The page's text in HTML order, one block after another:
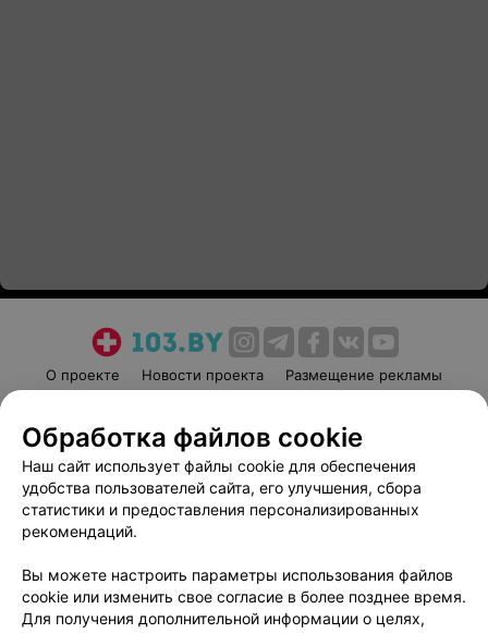
О проекте Новости проекта
Размещение рекламы
Пользовательское соглашение
Способы оплаты
Вакансии
Партнеры
Написать руководителю 103.by
Обработка персональных данных
Обработка файлов cookie
Наш сайт использует файлы cookie для обеспечения
удобства пользователей сайта, его улучшения, сбора
статистики и предоставления персонализированных
рекомендаций.
Вы можете настроить параметры использования файлов
cookie или изменить свое согласие в более позднее время.
Для получения дополнительной информации о целях,